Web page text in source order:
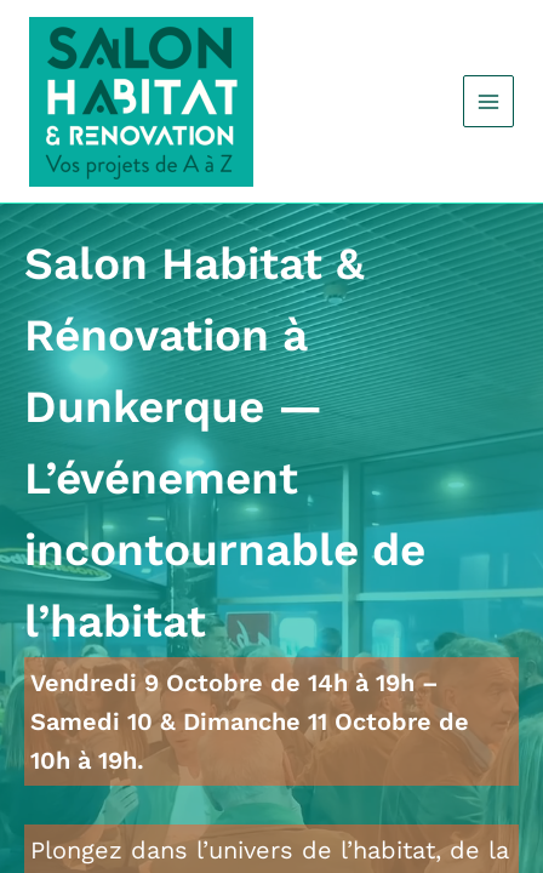
contenu
Salon Habitat &
Rénovation à
Dunkerque —
L’événement
incontournable de
l’habitat
Vendredi 9 Octobre de 14h à 19h –
Samedi 10 & Dimanche 11 Octobre de
10h à 19h.
Plongez dans l’univers de l’habitat, de la